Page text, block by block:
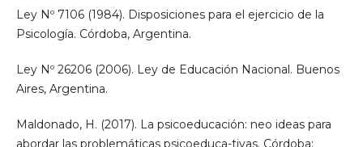
Ley Nº 7106 (1984). Disposiciones para el ejercicio de la
Psicología. Córdoba, Argentina.
Ley Nº 26206 (2006). Ley de Educación Nacional. Buenos
Aires, Argentina.
Maldonado, H. (2017). La psicoeducación: neo ideas para
abordar las problemáticas psicoeduca-tivas. Córdoba: